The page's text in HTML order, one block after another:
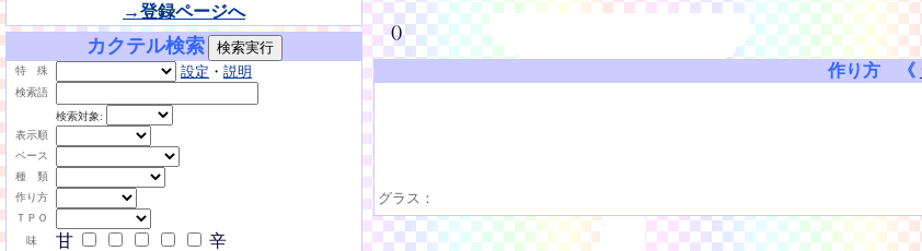
→登録ページへ
カクテル検索
特 殊 設定 ・ 説明
検索語
検索対象:
表示順
ベース
種 類
作り方
ＴＰＯ
味
甘 辛
()
作り方 《
グラス：